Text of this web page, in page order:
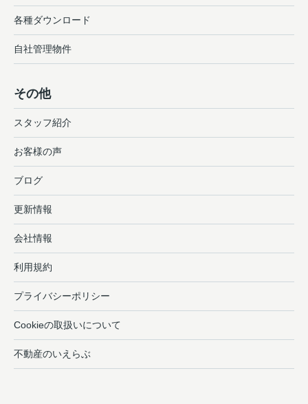
各種ダウンロード
自社管理物件
その他
スタッフ紹介
お客様の声
ブログ
更新情報
会社情報
利用規約
プライバシーポリシー
Cookieの取扱いについて
不動産のいえらぶ